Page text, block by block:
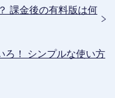
課金後の有料版は何
ろ！ シンプルな使い方